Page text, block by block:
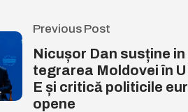
Previous Post
Nicușor Dan susține in
tegrarea Moldovei în U
E și critică politicile eur
opene